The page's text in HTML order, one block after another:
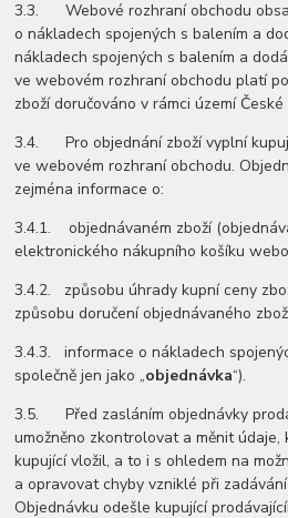
3.3. Webové rozhraní obchodu
o nákladech spojených s balením a
nákladech spojených s balením a
ve webovém rozhraní obchodu platí
zboží doručováno v rámci území
3.4. Pro objednání zboží vyplní
ve webovém rozhraní obchodu.
zejména informace o:
3.4.1. objednávaném zboží
elektronického nákupního košíku
3.4.2. způsobu úhrady kupní ceny
způsobu doručení objednávaného
3.4.3. informace o nákladech
společně jen jako „objednávka“).
3.5. Před zasláním objednávky
umožněno zkontrolovat a měnit
kupující vložil, a to i s ohledem na
a opravovat chyby vzniklé při
Objednávku odešle kupující